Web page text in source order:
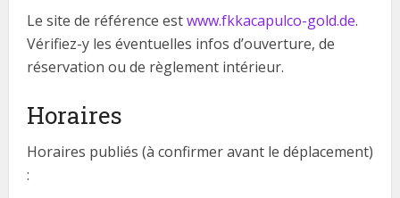
Le site de référence estwww.fkkacapulco-gold.de.
Vérifiez-y les éventuelles infos d’ouverture, de
réservation ou de règlement intérieur.
Horaires
Horaires publiés (à confirmer avant le déplacement)
: